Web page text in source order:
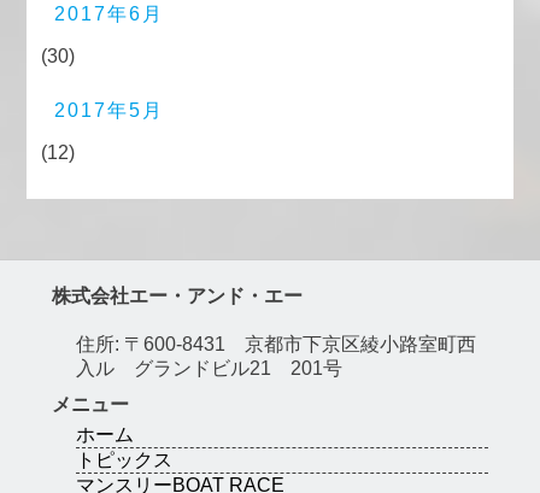
2017年6月
(30)
2017年5月
(12)
株式会社エー・アンド・エー
住所: 〒600-8431 京都市下京区綾小路室町西
入ル グランドビル21 201号
メニュー
ホーム
トピックス
マンスリーBOAT RACE